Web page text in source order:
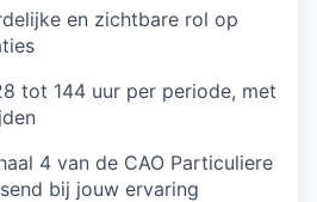
en zichtbare rol op
tot 144 uur per periode, met
4 van de CAO Particuliere
bij jouw ervaring